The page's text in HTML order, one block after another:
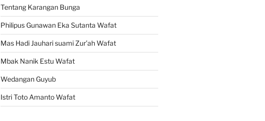
Tentang Karangan Bunga
Philipus Gunawan Eka Sutanta Wafat
Mas Hadi Jauhari suami Zur’ah Wafat
Mbak Nanik Estu Wafat
Wedangan Guyub
Istri Toto Amanto Wafat